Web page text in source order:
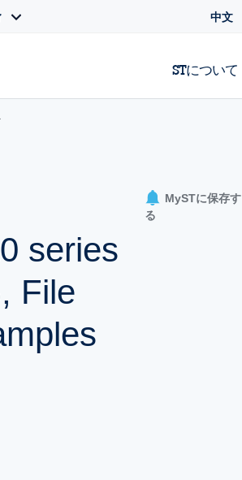
中文
STについて
series
File
MySTに保存す
る